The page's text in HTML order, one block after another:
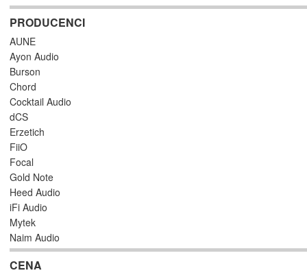
PRODUCENCI
AUNE
Ayon Audio
Burson
Chord
Cocktail Audio
dCS
Erzetich
FiiO
Focal
Gold Note
Heed Audio
iFi Audio
Mytek
Naim Audio
Shanling
S.M.S.L
CENA